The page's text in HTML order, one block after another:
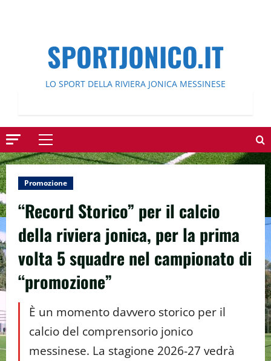
SPORTJONICO.IT
LO SPORT DELLA RIVIERA JONICA MESSINESE
Menu
principale
Promozione
“Record Storico” per il calcio
della riviera jonica, per la prima
volta 5 squadre nel campionato di
“promozione”
È un momento davvero storico per il
calcio del comprensorio jonico
messinese. La stagione 2026-27 vedrà